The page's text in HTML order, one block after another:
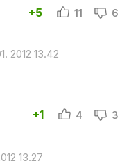
+5 11 6
2012 13.42
+1 4 3
13.27